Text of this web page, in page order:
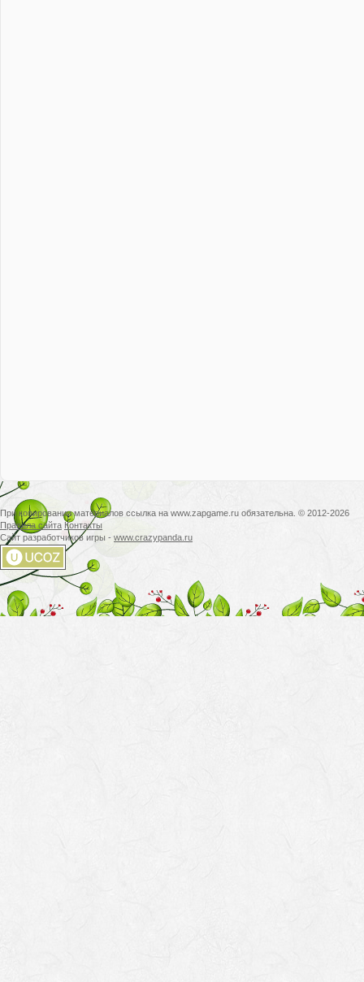
При копировании материалов ссылка на www.zapgame.ru обязательна. © 2012-2026
Правила сайта Контакты
Сайт разработчиков игры - www.crazypanda.ru